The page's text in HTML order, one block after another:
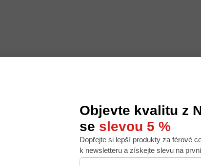
na míru, ale abychom to zvládli, používáme k
tohoto webu s tím souhlasíte.
Objevte kvalitu z
se slevou 5 %
Dopřejte si lepší produkty za férové
k newsletteru a získejte slevu na